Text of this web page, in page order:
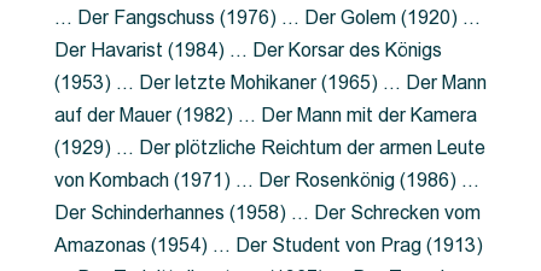
… Der Fangschuss (1976) … Der Golem (1920) …
Der Havarist (1984) … Der Korsar des Königs
(1953) … Der letzte Mohikaner (1965) … Der Mann
auf der Mauer (1982) … Der Mann mit der Kamera
(1929) … Der plötzliche Reichtum der armen Leute
von Kombach (1971) … Der Rosenkönig (1986) …
Der Schinderhannes (1958) … Der Schrecken vom
Amazonas (1954) … Der Student von Prag (1913)